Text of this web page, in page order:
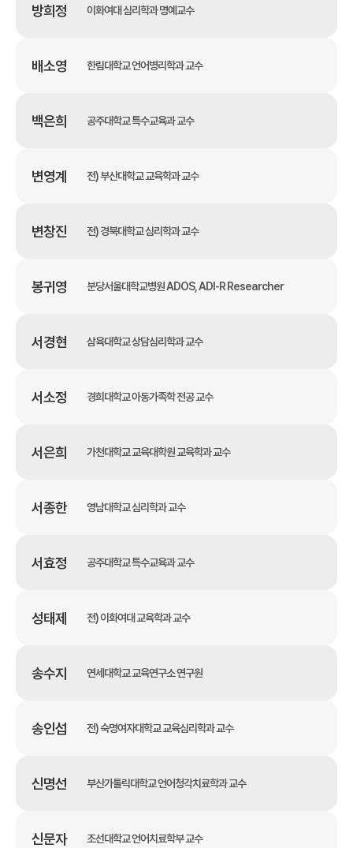
방희정 이화여대 심리학과 명예교수
배소영 한림대학교 언어병리학과 교수
백은희 공주대학교 특수교육과 교수
변영계 전) 부산대학교 교육학과 교수
변창진 전) 경북대학교 심리학과 교수
봉귀영 분당서울대학교병원 ADOS, ADI-R Researcher
서경현 삼육대학교 상담심리학과 교수
서소정 경희대학교 아동가족학 전공 교수
서은희 가천대학교 교육대학원 교육학과 교수
서종한 영남대학교 심리학과 교수
서효정 공주대학교 특수교육과 교수
성태제 전) 이화여대 교육학과 교수
송수지 연세대학교 교육연구소 연구원
송인섭 전) 숙명여자대학교 교육심리학과 교수
신명선 부산가톨릭대학교 언어청각치료학과 교수
신문자 조선대학교 언어치료학부 교수